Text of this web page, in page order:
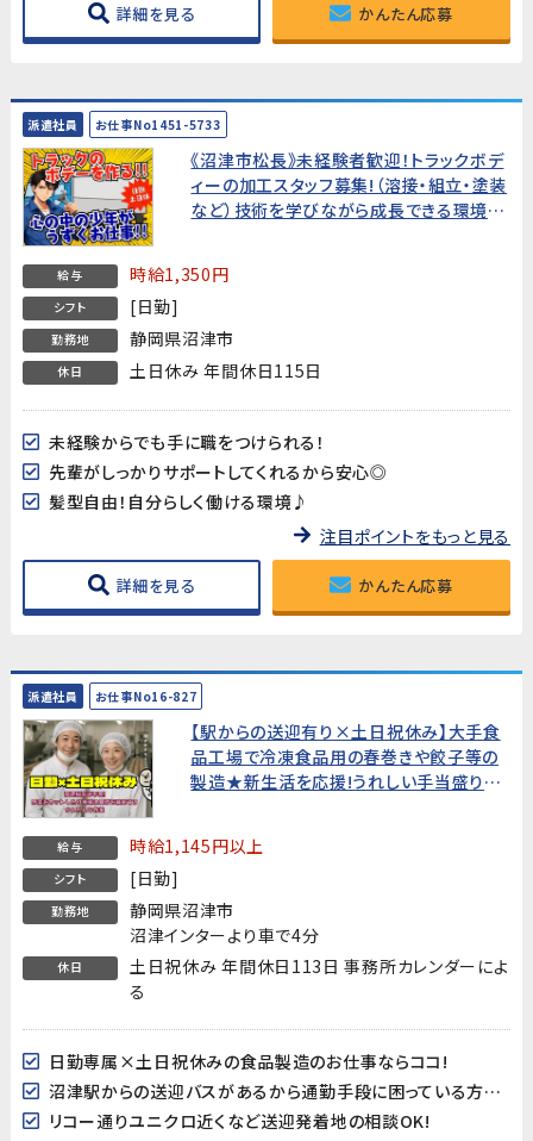
詳細を見る かんたん応募
派遣社員 お仕事No1451-5733
《沼津市松長》未経験者歓迎！トラックボデ
ィーの加工スタッフ募集!（溶接・組立・塗装
など）技術を学びながら成長できる環境で
給与 時給1,350円
シフト [日勤]
勤務地 静岡県沼津市
休日 土日休み 年間休日115日
未経験からでも手に職をつけられる！
先輩がしっかりサポートしてくれるから安心◎
髪型自由！自分らしく働ける環境♪
注目ポイントをもっと見る
詳細を見る かんたん応募
派遣社員 お仕事No16-827
【駅からの送迎有り×土日祝休み】大手食
品工場で冷凍食品用の春巻きや餃子等の
製造★新生活を応援!うれしい手当盛りだ
給与 時給1,145円以上
シフト [日勤]
勤務地
静岡県沼津市
沼津インターより車で4分
休日
土日祝休み 年間休日113日 事務所カレンダーによ
る
日勤専属×土日祝休みの食品製造のお仕事ならココ!
沼津駅からの送迎バスがあるから通勤手段に困っている方も安心♪
リコー通りユニクロ近くなど送迎発着地の相談OK!